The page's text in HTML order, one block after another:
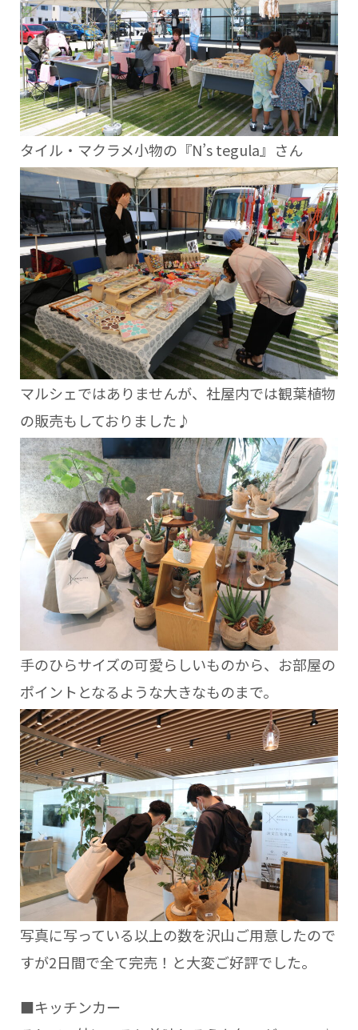
タイル・マクラメ小物の『N’s tegula』さん
マルシェではありませんが、社屋内では観葉植物
の販売もしておりました♪
手のひらサイズの可愛らしいものから、お部屋の
ポイントとなるような大きなものまで。
写真に写っている以上の数を沢山ご用意したので
すが2日間で全て完売！と大変ご好評でした。
■キッチンカー